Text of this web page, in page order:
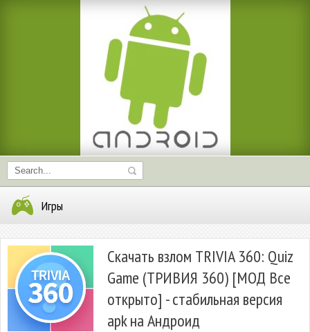
Игры
Скачать взлом TRIVIA 360: Quiz
Game (ТРИВИЯ 360) [МОД Все
открыто] - стабильная версия
apk на Андроид